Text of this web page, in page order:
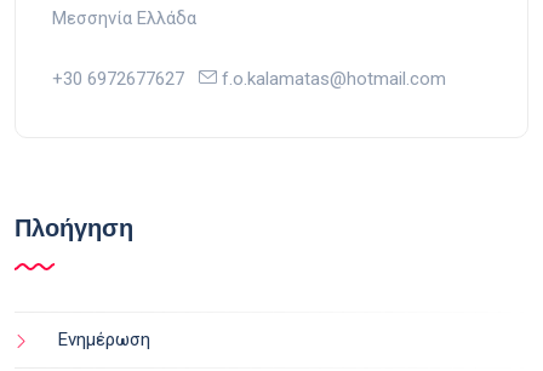
Μεσσηνία Ελλάδα
+30 6972677627 f.o.kalamatas@hotmail.com
Πλοήγηση
Ενημέρωση